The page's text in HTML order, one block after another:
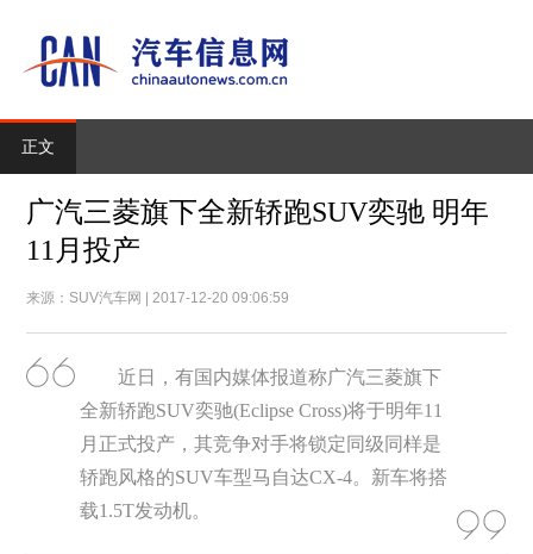
正文
广汽三菱旗下全新轿跑SUV奕驰 明年
11月投产
来源：SUV汽车网 | 2017-12-20 09:06:59
近日，有国内媒体报道称广汽三菱旗下
全新轿跑SUV奕驰(Eclipse Cross)将于明年11
月正式投产，其竞争对手将锁定同级同样是
轿跑风格的SUV车型马自达CX-4。新车将搭
载1.5T发动机。